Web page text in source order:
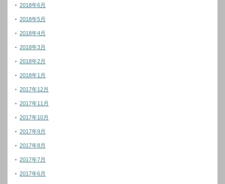
2018年6月
2018年5月
2018年4月
2018年3月
2018年2月
2018年1月
2017年12月
2017年11月
2017年10月
2017年9月
2017年8月
2017年7月
2017年6月